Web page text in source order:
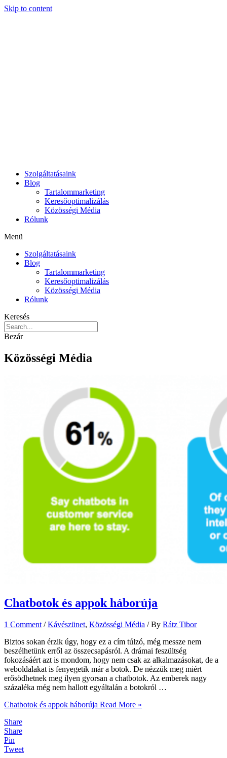
Skip to content
Szolgáltatásaink
Blog
Tartalommarketing
Keresőoptimalizálás
Közösségi Média
Rólunk
Menü
Szolgáltatásaink
Blog
Tartalommarketing
Keresőoptimalizálás
Közösségi Média
Rólunk
Keresés
Bezár
Közösségi Média
Chatbotok és appok háborúja
1 Comment /Kávészünet, Közösségi Média / By Rátz Tibor
Biztos sokan érzik úgy, hogy ez a cím túlzó, még messze nem
beszélhetünk erről az összecsapásról. A drámai feszültség
fokozásáért azt is mondom, hogy nem csak az alkalmazásokat, de a
weboldalakat is fenyegetik már a botok. De nézzük meg miért
erősödhetnek meg ilyen gyorsan a chatbotok. Az emberek nagy
százaléka még nem hallott egyáltalán a botokról …
Chatbotok és appok háborúja Read More »
Share
Share
Pin
Tweet